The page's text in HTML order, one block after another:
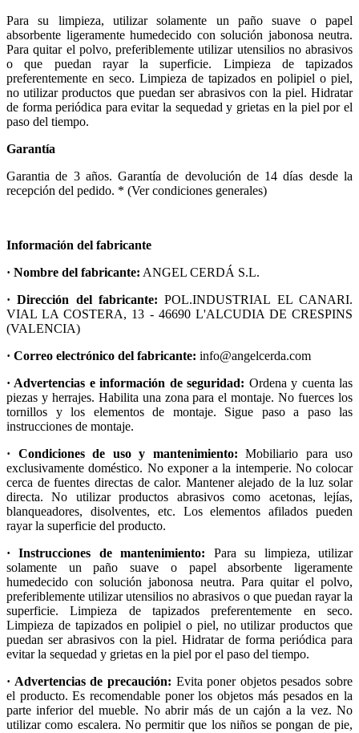
Para su limpieza, utilizar solamente un paño suave o papel
absorbente ligeramente humedecido con solución jabonosa neutra.
Para quitar el polvo, preferiblemente utilizar utensilios no abrasivos
o que puedan rayar la superficie. Limpieza de tapizados
preferentemente en seco. Limpieza de tapizados en polipiel o piel,
no utilizar productos que puedan ser abrasivos con la piel. Hidratar
de forma periódica para evitar la sequedad y grietas en la piel por el
paso del tiempo.
Garantía
Garantia de 3 años. Garantía de devolución de 14 días desde la
recepción del pedido. * (Ver condiciones generales)
Información del fabricante
· Nombre del fabricante: ANGEL CERDÁ S.L.
· Dirección del fabricante: POL.INDUSTRIAL EL CANARI.
VIAL LA COSTERA, 13 - 46690 L'ALCUDIA DE CRESPINS
(VALENCIA)
· Correo electrónico del fabricante: info@angelcerda.com
· Advertencias e información de seguridad: Ordena y cuenta las
piezas y herrajes. Habilita una zona para el montaje. No fuerces los
tornillos y los elementos de montaje. Sigue paso a paso las
instrucciones de montaje.
· Condiciones de uso y mantenimiento: Mobiliario para uso
exclusivamente doméstico. No exponer a la intemperie. No colocar
cerca de fuentes directas de calor. Mantener alejado de la luz solar
directa. No utilizar productos abrasivos como acetonas, lejías,
blanqueadores, disolventes, etc. Los elementos afilados pueden
rayar la superficie del producto.
· Instrucciones de mantenimiento: Para su limpieza, utilizar
solamente un paño suave o papel absorbente ligeramente
humedecido con solución jabonosa neutra. Para quitar el polvo,
preferiblemente utilizar utensilios no abrasivos o que puedan rayar la
superficie. Limpieza de tapizados preferentemente en seco.
Limpieza de tapizados en polipiel o piel, no utilizar productos que
puedan ser abrasivos con la piel. Hidratar de forma periódica para
evitar la sequedad y grietas en la piel por el paso del tiempo.
· Advertencias de precaución: Evita poner objetos pesados sobre
el producto. Es recomendable poner los objetos más pesados en la
parte inferior del mueble. No abrir más de un cajón a la vez. No
utilizar como escalera. No permitir que los niños se pongan de pie,